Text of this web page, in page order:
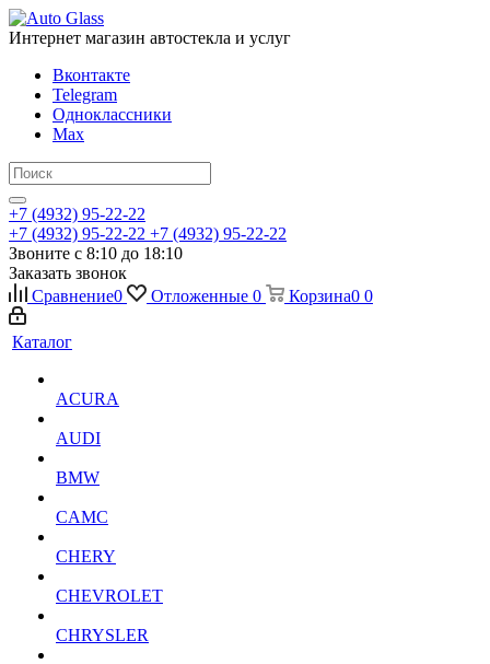
Интернет магазин автостекла и услуг
Вконтакте
Telegram
Одноклассники
Max
+7 (4932) 95-22-22
+7 (4932) 95-22-22 +7 (4932) 95-22-22
Звоните с 8:10 до 18:10
Заказать звонок
Сравнение0 Отложенные 0 Корзина0 0
Каталог
ACURA
AUDI
BMW
CAMC
CHERY
CHEVROLET
CHRYSLER